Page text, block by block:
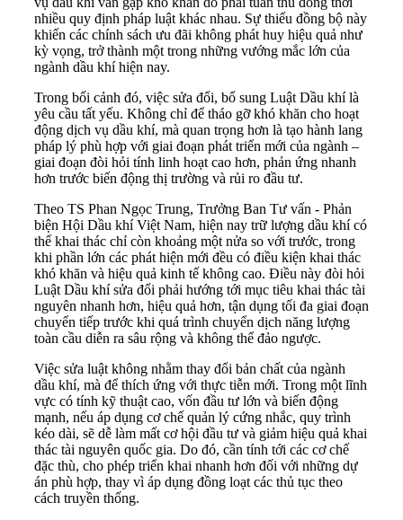
nhiều quy định pháp luật khác nhau. Sự thiếu đồng bộ này
khiến các chính sách ưu đãi không phát huy hiệu quả như
kỳ vọng, trở thành một trong những vướng mắc lớn của
ngành dầu khí hiện nay.
Trong bối cảnh đó, việc sửa đổi, bổ sung Luật Dầu khí là
yêu cầu tất yếu. Không chỉ để tháo gỡ khó khăn cho hoạt
động dịch vụ dầu khí, mà quan trọng hơn là tạo hành lang
pháp lý phù hợp với giai đoạn phát triển mới của ngành –
giai đoạn đòi hỏi tính linh hoạt cao hơn, phản ứng nhanh
hơn trước biến động thị trường và rủi ro đầu tư.
Theo TS Phan Ngọc Trung, Trưởng Ban Tư vấn - Phản
biện Hội Dầu khí Việt Nam, hiện nay trữ lượng dầu khí có
thể khai thác chỉ còn khoảng một nửa so với trước, trong
khi phần lớn các phát hiện mới đều có điều kiện khai thác
khó khăn và hiệu quả kinh tế không cao. Điều này đòi hỏi
Luật Dầu khí sửa đổi phải hướng tới mục tiêu khai thác tài
nguyên nhanh hơn, hiệu quả hơn, tận dụng tối đa giai đoạn
chuyển tiếp trước khi quá trình chuyển dịch năng lượng
toàn cầu diễn ra sâu rộng và không thể đảo ngược.
Việc sửa luật không nhằm thay đổi bản chất của ngành
dầu khí, mà để thích ứng với thực tiễn mới. Trong một lĩnh
vực có tính kỹ thuật cao, vốn đầu tư lớn và biến động
mạnh, nếu áp dụng cơ chế quản lý cứng nhắc, quy trình
kéo dài, sẽ dễ làm mất cơ hội đầu tư và giảm hiệu quả khai
thác tài nguyên quốc gia. Do đó, cần tính tới các cơ chế
đặc thù, cho phép triển khai nhanh hơn đối với những dự
án phù hợp, thay vì áp dụng đồng loạt các thủ tục theo
cách truyền thống.